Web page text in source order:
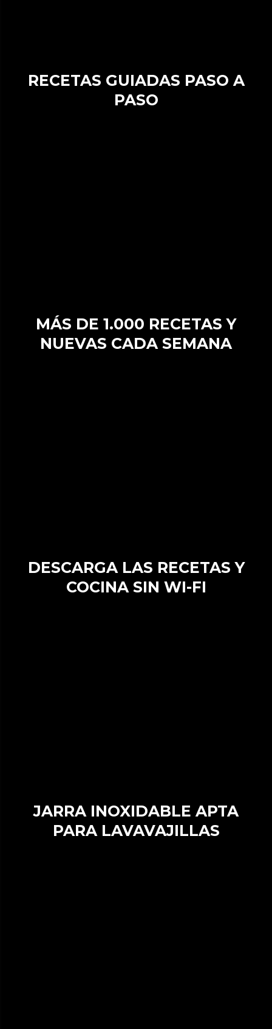
RECETAS GUIADAS PASO A
PASO
MÁS DE 1.000 RECETAS Y
NUEVAS CADA SEMANA
DESCARGA LAS RECETAS Y
COCINA SIN WI-FI
JARRA INOXIDABLE APTA
PARA LAVAVAJILLAS